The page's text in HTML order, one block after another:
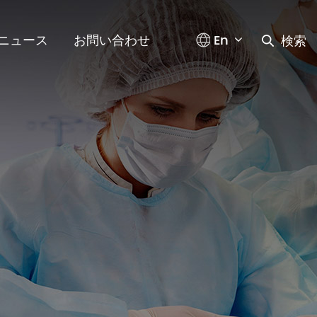
ュース お問い合わせ En 検索